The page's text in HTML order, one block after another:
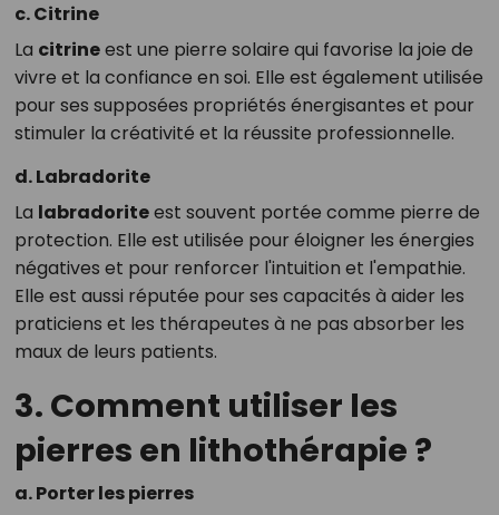
c. Citrine
La citrineest une pierre solaire qui favorise la joie de
vivre et la confiance en soi. Elle est également utilisée
pour ses supposées propriétés énergisantes et pour
stimuler la créativité et la réussite professionnelle.
d. Labradorite
La labradoriteest souvent portée comme pierre de
protection. Elle est utilisée pour éloigner les énergies
négatives et pour renforcer l'intuition et l'empathie.
Elle est aussi réputée pour ses capacités à aider les
praticiens et les thérapeutes à ne pas absorber les
maux de leurs patients.
3. Comment utiliser les
pierres en lithothérapie ?
a. Porter les pierres